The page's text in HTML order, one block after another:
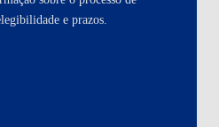
e prazos.